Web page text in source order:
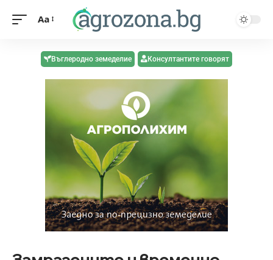
Aa
Въглеродно земеделие Консултантите говорят